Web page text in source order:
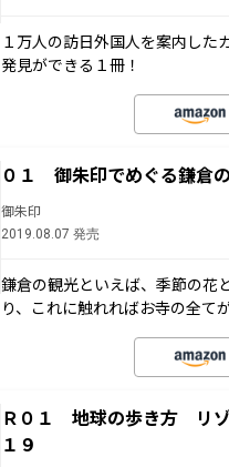
１万人の訪日外国人を案内した
発見ができる１冊！
０１ 御朱印でめぐる鎌倉
御朱印
2019.08.07 発売
鎌倉の観光といえば、季節の花
り、これに触れればお寺の全て
Ｒ０１ 地球の歩き方 リ
１９